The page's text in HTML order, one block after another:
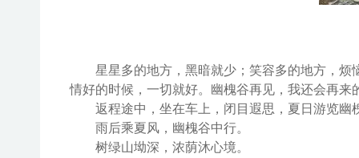
星星多的地方，黑暗就少；笑容多的地方，
情好的时候，一切就好。 幽槐谷再见 ，我还会再来
返程途中 ，坐在车上，闭目遐思，夏日游览幽
雨后乘夏风，幽槐谷中行。
树绿山坳深，浓荫沐心境。